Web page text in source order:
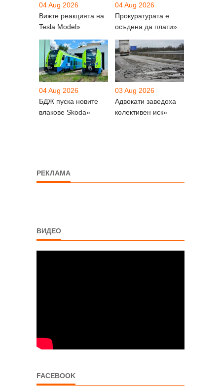
04 Aug 2026
Вижте реакцията на
Tesla Model»
04 Aug 2026
Прокуратурата е
осъдена да плати»
04 Aug 2026
БДЖ пуска новите
влакове Skoda»
03 Aug 2026
Адвокати заведоха
колективен иск»
РЕКЛАМА
ВИДЕО
FACEBOOK